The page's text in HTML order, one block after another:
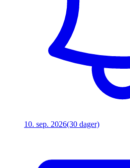
10. sep. 2026(30 dager)